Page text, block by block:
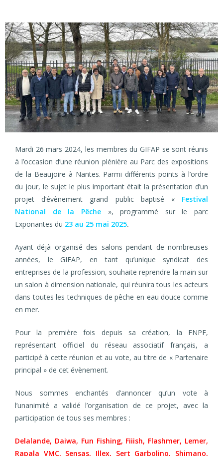
Mardi 26 mars 2024, les membres du GIFAP se sont réunis
à l’occasion d’une réunion plénière au Parc des expositions
de la Beaujoire à Nantes. Parmi différents points à l’ordre
du jour, le sujet le plus important était la présentation d’un
projet d’évènement grand public baptisé « Festival
National de la Pêche», programmé sur le parc
Exponantes du 23 au 25 mai 2025.
Ayant déjà organisé des salons pendant de nombreuses
années, le GIFAP, en tant qu’unique syndicat des
entreprises de la profession, souhaite reprendre la main sur
un salon à dimension nationale, qui réunira tous les acteurs
dans toutes les techniques de pêche en eau douce comme
en mer.
Pour la première fois depuis sa création, la FNPF,
représentant officiel du réseau associatif français, a
participé à cette réunion et au vote, au titre de « Partenaire
principal » de cet évènement.
Nous sommes enchantés d’annoncer qu’un vote à
l’unanimité a validé l’organisation de ce projet, avec la
participation de tous ses membres :
Delalande, Daiwa, Fun Fishing, Fiiish, Flashmer, Lemer,
Rapala VMC, Sensas, Illex, Sert Garbolino, Shimano,